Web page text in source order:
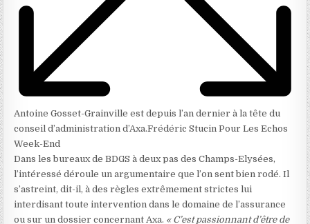
Antoine Gosset-Grainville est depuis l’an dernier à la tête du
conseil d’administration d’Axa.Frédéric Stucin Pour Les Echos
Week-End
Dans les bureaux de BDGS à deux pas des Champs-Elysées,
l’intéressé déroule un argumentaire que l’on sent bien rodé. Il
s’astreint, dit-il, à des règles extrêmement strictes lui
interdisant toute intervention dans le domaine de l’assurance
ou sur un dossier concernant Axa. « C’est passionnant d’être de